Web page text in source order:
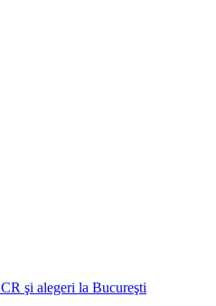
şi alegeri la Bucureşti